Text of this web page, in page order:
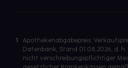
1
Apothekenabgabepreis:
Datenbank, Stand 01.08.2026, d.
nicht verschreibungspflichtiger